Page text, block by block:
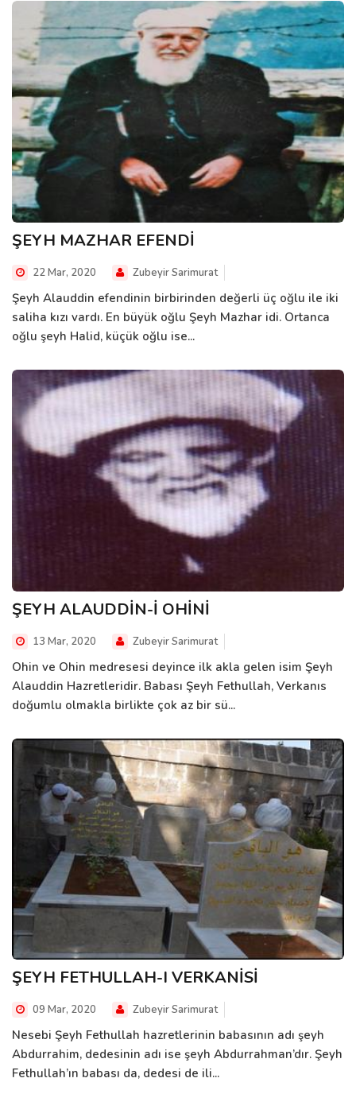
ŞEYH MAZHAR EFENDİ
22 Mar, 2020 Zubeyir Sarimurat
Şeyh Alauddin efendinin birbirinden değerli üç oğlu ile iki
saliha kızı vardı. En büyük oğlu Şeyh Mazhar idi. Ortanca
oğlu şeyh Halid, küçük oğlu ise...
ŞEYH ALAUDDİN-İ OHİNİ
13 Mar, 2020 Zubeyir Sarimurat
Ohin ve Ohin medresesi deyince ilk akla gelen isim Şeyh
Alauddin Hazretleridir. Babası Şeyh Fethullah, Verkanıs
doğumlu olmakla birlikte çok az bir sü...
ŞEYH FETHULLAH-I VERKANİSİ
09 Mar, 2020 Zubeyir Sarimurat
Nesebi Şeyh Fethullah hazretlerinin babasının adı şeyh
Abdurrahim, dedesinin adı ise şeyh Abdurrahman’dır. Şeyh
Fethullah’ın babası da, dedesi de ili...